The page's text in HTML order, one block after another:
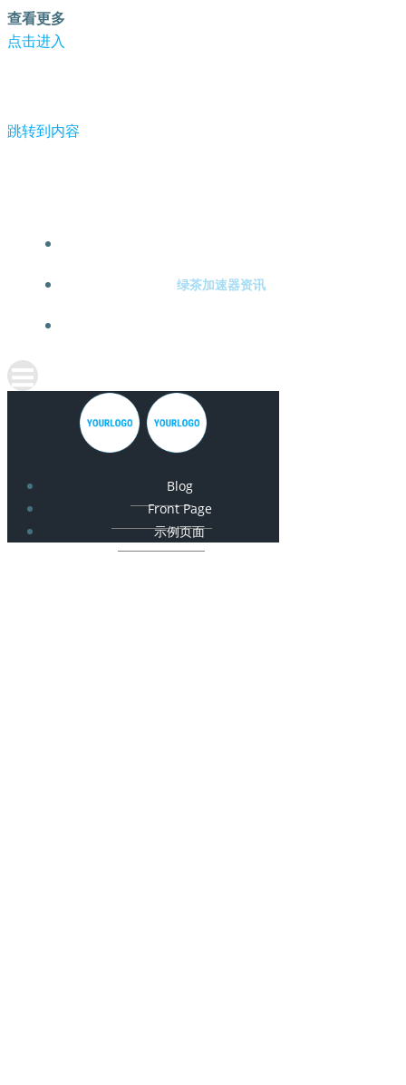
查看更多
点击进入
跳转到内容
绿茶加速器资讯
Blog
Front Page
示例页面